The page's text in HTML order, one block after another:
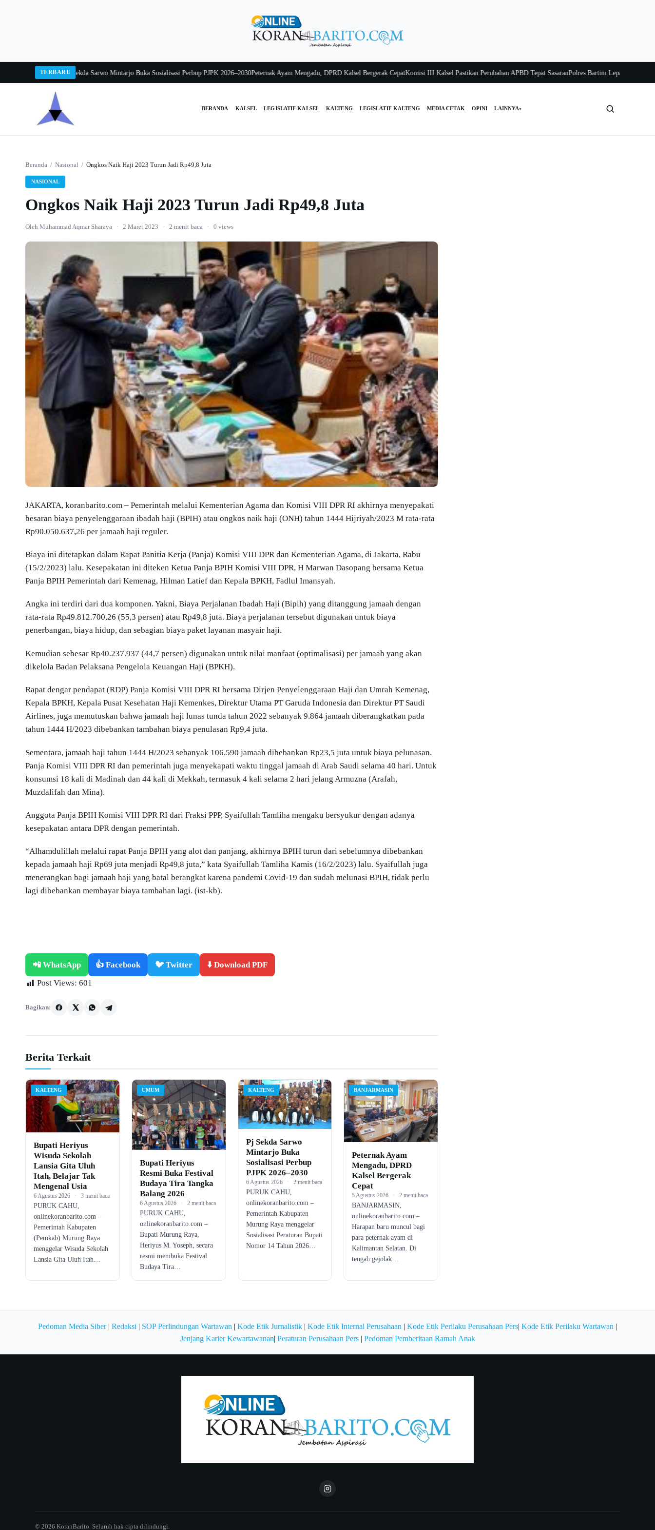
TERBARU
Balang 2026Pj Sekda Sarwo Mintarjo Buka Sosialisasi Perbup PJPK 2026–2030Peternak Ayam Mengadu, DPRD Kalsel Bergerak CepatKomisi III Kalsel Pastikan Perubahan APBD Tepat SasaranPolres Bartim Lepas Bakti Sosial
BERANDA KALSEL LEGISLATIF KALSEL KALTENG LEGISLATIF KALTENG MEDIA CETAK OPINI LAINNYA▾
Beranda / Nasional / Ongkos Naik Haji 2023 Turun Jadi Rp49,8 Juta
NASIONAL
Ongkos Naik Haji 2023 Turun Jadi Rp49,8 Juta
Oleh Muhammad Aqmar Sharaya · 2 Maret 2023 · 2 menit baca · 0 views
JAKARTA, koranbarito.com – Pemerintah melalui Kementerian Agama dan Komisi VIII DPR RI akhirnya menyepakati
besaran biaya penyelenggaraan ibadah haji (BPIH) atau ongkos naik haji (ONH) tahun 1444 Hijriyah/2023 M rata-rata
Rp90.050.637,26 per jamaah haji reguler.
Biaya ini ditetapkan dalam Rapat Panitia Kerja (Panja) Komisi VIII DPR dan Kementerian Agama, di Jakarta, Rabu
(15/2/2023) lalu. Kesepakatan ini diteken Ketua Panja BPIH Komisi VIII DPR, H Marwan Dasopang bersama Ketua
Panja BPIH Pemerintah dari Kemenag, Hilman Latief dan Kepala BPKH, Fadlul Imansyah.
Angka ini terdiri dari dua komponen. Yakni, Biaya Perjalanan Ibadah Haji (Bipih) yang ditanggung jamaah dengan
rata-rata Rp49.812.700,26 (55,3 persen) atau Rp49,8 juta. Biaya perjalanan tersebut digunakan untuk biaya
penerbangan, biaya hidup, dan sebagian biaya paket layanan masyair haji.
Kemudian sebesar Rp40.237.937 (44,7 persen) digunakan untuk nilai manfaat (optimalisasi) per jamaah yang akan
dikelola Badan Pelaksana Pengelola Keuangan Haji (BPKH).
Rapat dengar pendapat (RDP) Panja Komisi VIII DPR RI bersama Dirjen Penyelenggaraan Haji dan Umrah Kemenag,
Kepala BPKH, Kepala Pusat Kesehatan Haji Kemenkes, Direktur Utama PT Garuda Indonesia dan Direktur PT Saudi
Airlines, juga memutuskan bahwa jamaah haji lunas tunda tahun 2022 sebanyak 9.864 jamaah diberangkatkan pada
tahun 1444 H/2023 dibebankan tambahan biaya penulasan Rp9,4 juta.
Sementara, jamaah haji tahun 1444 H/2023 sebanyak 106.590 jamaah dibebankan Rp23,5 juta untuk biaya pelunasan.
Panja Komisi VIII DPR RI dan pemerintah juga menyekapati waktu tinggal jamaah di Arab Saudi selama 40 hari. Untuk
konsumsi 18 kali di Madinah dan 44 kali di Mekkah, termasuk 4 kali selama 2 hari jelang Armuzna (Arafah,
Muzdalifah dan Mina).
Anggota Panja BPIH Komisi VIII DPR RI dari Fraksi PPP, Syaifullah Tamliha mengaku bersyukur dengan adanya
kesepakatan antara DPR dengan pemerintah.
“Alhamdulillah melalui rapat Panja BPIH yang alot dan panjang, akhirnya BPIH turun dari sebelumnya dibebankan
kepada jamaah haji Rp69 juta menjadi Rp49,8 juta,” kata Syaifullah Tamliha Kamis (16/2/2023) lalu. Syaifullah juga
menerangkan bagi jamaah haji yang batal berangkat karena pandemi Covid-19 dan sudah melunasi BPIH, tidak perlu
lagi dibebankan membayar biaya tambahan lagi. (ist-kb).
📲 WhatsApp 👍 Facebook 🐦 Twitter
⬇️ Download PDF
Post Views: 601
Bagikan:
Berita Terkait
KALTENG
Bupati Heriyus
Wisuda Sekolah
Lansia Gita Uluh
Itah, Belajar Tak
Mengenal Usia
6 Agustus 2026 · 3 menit baca
PURUK CAHU,
onlinekoranbarito.com –
Pemerintah Kabupaten
(Pemkab) Murung Raya
menggelar Wisuda Sekolah
Lansia Gita Uluh Itah…
UMUM
Bupati Heriyus
Resmi Buka Festival
Budaya Tira Tangka
Balang 2026
6 Agustus 2026 · 2 menit baca
PURUK CAHU,
onlinekoranbarito.com –
Bupati Murung Raya,
Heriyus M. Yoseph, secara
resmi membuka Festival
Budaya Tira…
KALTENG
Pj Sekda Sarwo
Mintarjo Buka
Sosialisasi Perbup
PJPK 2026–2030
6 Agustus 2026 · 2 menit baca
PURUK CAHU,
onlinekoranbarito.com –
Pemerintah Kabupaten
Murung Raya menggelar
Sosialisasi Peraturan Bupati
Nomor 14 Tahun 2026…
BANJARMASIN
Peternak Ayam
Mengadu, DPRD
Kalsel Bergerak
Cepat
5 Agustus 2026 · 2 menit baca
BANJARMASIN,
onlinekoranbarito.com –
Harapan baru muncul bagi
para peternak ayam di
Kalimantan Selatan. Di
tengah gejolak…
Pedoman Media Siber| Redaksi | SOP Perlindungan Wartawan | Kode Etik Jurnalistik | Kode Etik Internal Perusahaan | Kode Etik Perilaku Perusahaan Pers| Kode Etik Perilaku Wartawan |
Jenjang Karier Kewartawanan| Peraturan Perusahaan Pers| Pedoman Pemberitaan Ramah Anak
© 2026 KoranBarito. Seluruh hak cipta dilindungi.